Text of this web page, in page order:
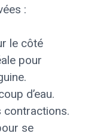
:
le côté
pour
d’eau.
contractions.
se